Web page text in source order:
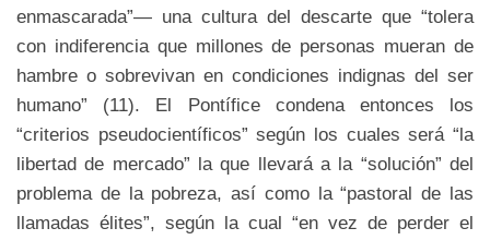
enmascarada”— una cultura del descarte que “tolera
con indiferencia que millones de personas mueran de
hambre o sobrevivan en condiciones indignas del ser
humano” (11). El Pontífice condena entonces los
“criterios pseudocientíficos” según los cuales será “la
libertad de mercado” la que llevará a la “solución” del
problema de la pobreza, así como la “pastoral de las
llamadas élites”, según la cual “en vez de perder el